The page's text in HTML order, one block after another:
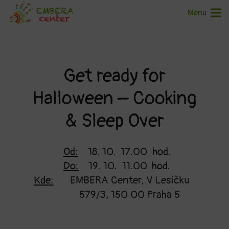
Menu
Get ready for
Halloween – Cooking
& Sleep Over
Od: 18. 10. 17.00 hod.
Do:
19. 10. 11.00 hod.
Kde:
EMBERA Center, V Lesíčku
579/3, 150 00 Praha 5